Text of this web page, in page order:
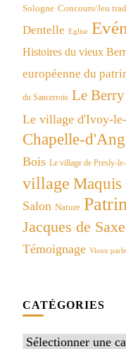
Sologne Concours/Jeu
Dentelle Eglise
Histoires du vieux
européenne du
du Sancerrois Le
Le village d'Ivoy-
Chapelle-
Bois Le village de Presly-
village
Salon Nature
Jacques de
Témoignage Vieux
CATÉGORIES
Catégories